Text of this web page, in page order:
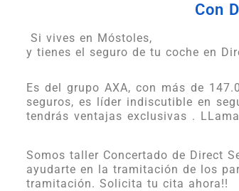
Con
Si vives en Móstoles,
y tienes el seguro de tu coche en
Es del grupo AXA, con más de
seguros, es líder indiscutible en
tendrás ventajas exclusivas .
Somos taller Concertado de Direct
ayudarte en la tramitación de los
tramitación. Solicita tu cita ahora!!